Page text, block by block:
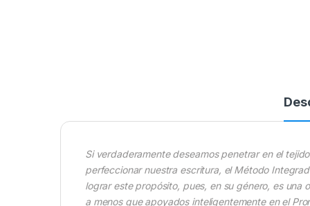
Si verdaderamente deseamos penetrar en el
perfeccionar nuestra escritura, el Método
lograr este propósito, pues, en su género, es
a menos que apoyados inteligentemente en el